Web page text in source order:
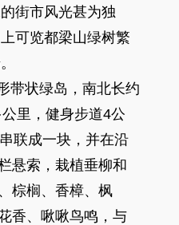
街市风光甚为独
可览都梁山绿树繁
状绿岛，南北长约
里，健身步道4公
联成一块，并在沿
悬索，栽植垂柳和
棕榈、香樟、枫
香、啾啾鸟鸣，与